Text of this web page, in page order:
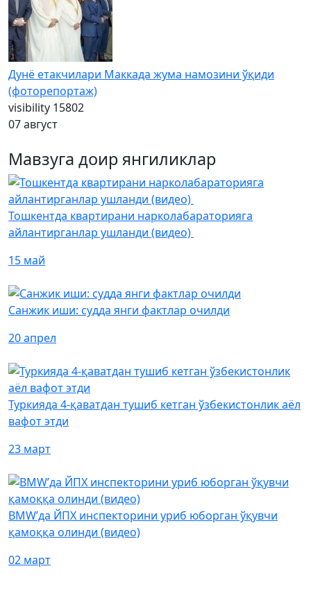
Дунё етакчилари Маккада жума намозини ўқиди
(фоторепортаж)
visibility 15802
07 август
Мавзуга доир янгиликлар
Тошкентда квартирани нарколабараторияга
айлантирганлар ушланди (видео)
15 май
Санжик иши: судда янги фактлар очилди
20 апрел
Туркияда 4-қаватдан тушиб кетган ўзбекистонлик аёл
вафот этди
23 март
BMW’да ЙПХ инспекторини уриб юборган ўқувчи
қамоққа олинди (видео)
02 март